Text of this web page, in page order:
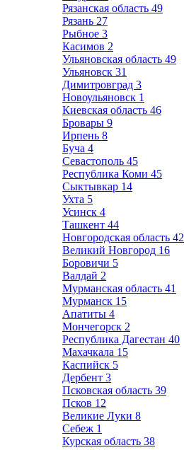
Рязанская область 49
Рязань 27
Рыбное 3
Касимов 2
Ульяновская область 49
Ульяновск 31
Димитровград 3
Новоульяновск 1
Киевская область 46
Бровары 9
Ирпень 8
Буча 4
Севастополь 45
Республика Коми 45
Сыктывкар 14
Ухта 5
Усинск 4
Ташкент 44
Новгородская область 42
Великий Новгород 16
Боровичи 5
Валдай 2
Мурманская область 41
Мурманск 15
Апатиты 4
Мончегорск 2
Республика Дагестан 40
Махачкала 15
Каспийск 5
Дербент 3
Псковская область 39
Псков 12
Великие Луки 8
Себеж 1
Курская область 38